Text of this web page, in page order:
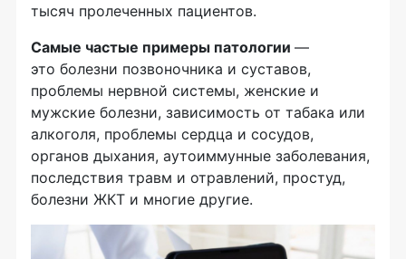
тысяч пролеченных пациентов.
Самые частые примеры патологии —
это болезни позвоночника и суставов,
проблемы нервной системы, женские и
мужские болезни, зависимость от табака или
алкоголя, проблемы сердца и сосудов,
органов дыхания, аутоиммунные заболевания,
последствия травм и отравлений, простуд,
болезни ЖКТ и многие другие.